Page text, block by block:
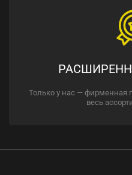
Только у нас — фирменная
весь